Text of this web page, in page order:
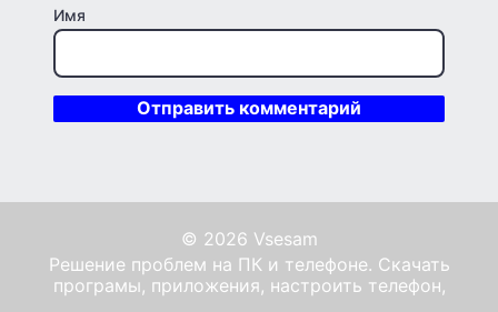
Имя
© 2026 Vsesam
Решение проблем на ПК и телефоне. Скачать
програмы, приложения, настроить телефон,